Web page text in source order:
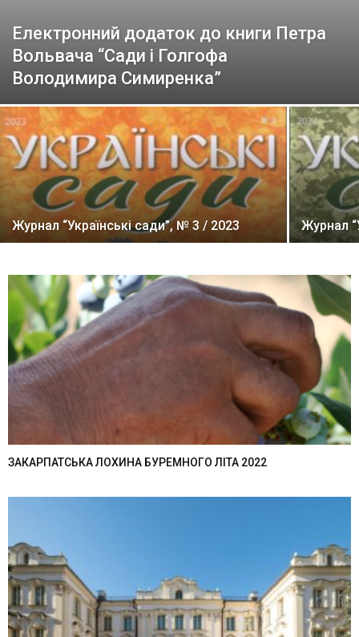
Електронний додаток до книги Петра
Вольвача “Сади і Голгофа
Володимира Симиренка”
Журнал “Українські сади”, № 3 / 2023 Журнал
ЗАКАРПАТСЬКА ЛОХИНА БУРЕМНОГО ЛІТА 2022